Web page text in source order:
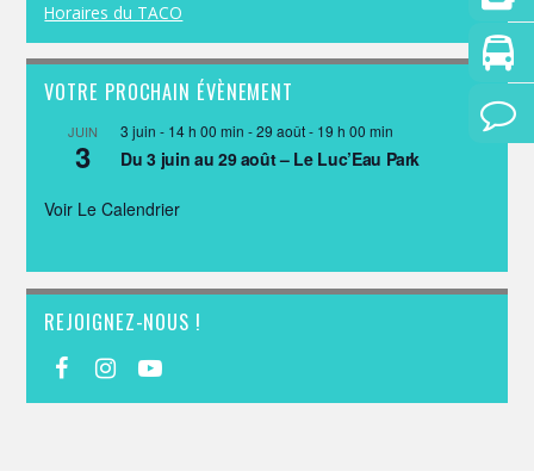
Horaires du TACO
VOTRE PROCHAIN ÉVÈNEMENT
JUIN
3
3 juin - 14 h 00 min -29 août - 19 h 00 min
Du 3 juin au 29 août – Le Luc’Eau Park
Voir Le Calendrier
REJOIGNEZ-NOUS !